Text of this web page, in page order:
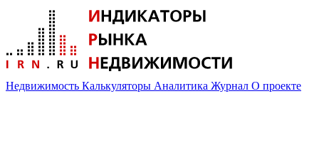
Недвижимость Калькуляторы Аналитика Журнал О проекте